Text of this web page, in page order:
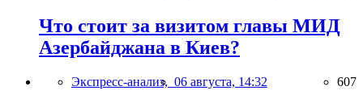
Что стоит за визитом главы МИД
Азербайджана в Киев?
Экспресс-анализ, 06 августа, 14:32 607